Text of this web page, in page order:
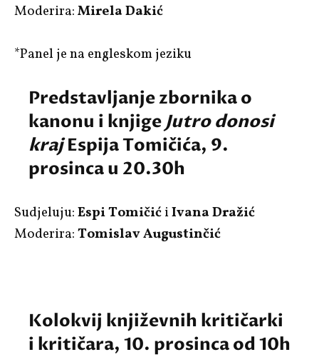
Moderira:Mirela Dakić
*Panel je na engleskom jeziku
Predstavljanje zbornika o
kanonu i knjigeJutro donosi
krajEspija Tomičića, 9.
prosinca u 20.30h
Sudjeluju:Espi TomičićiIvana Dražić
Moderira:Tomislav Augustinčić
Kolokvij književnih kritičarki
i kritičara, 10. prosinca od 10h